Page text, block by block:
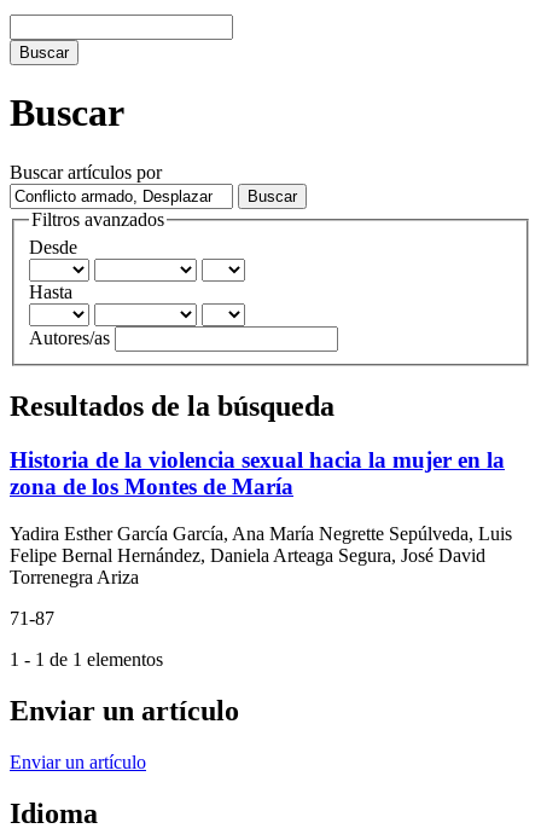
Buscar
Buscar
Buscar artículos por
Filtros avanzados
Desde
Hasta
Autores/as
Resultados de la búsqueda
Historia de la violencia sexual hacia la mujer en la
zona de los Montes de María
Yadira Esther García García, Ana María Negrette Sepúlveda, Luis
Felipe Bernal Hernández, Daniela Arteaga Segura, José David
Torrenegra Ariza
71-87
1 - 1 de 1 elementos
Enviar un artículo
Enviar un artículo
Idioma